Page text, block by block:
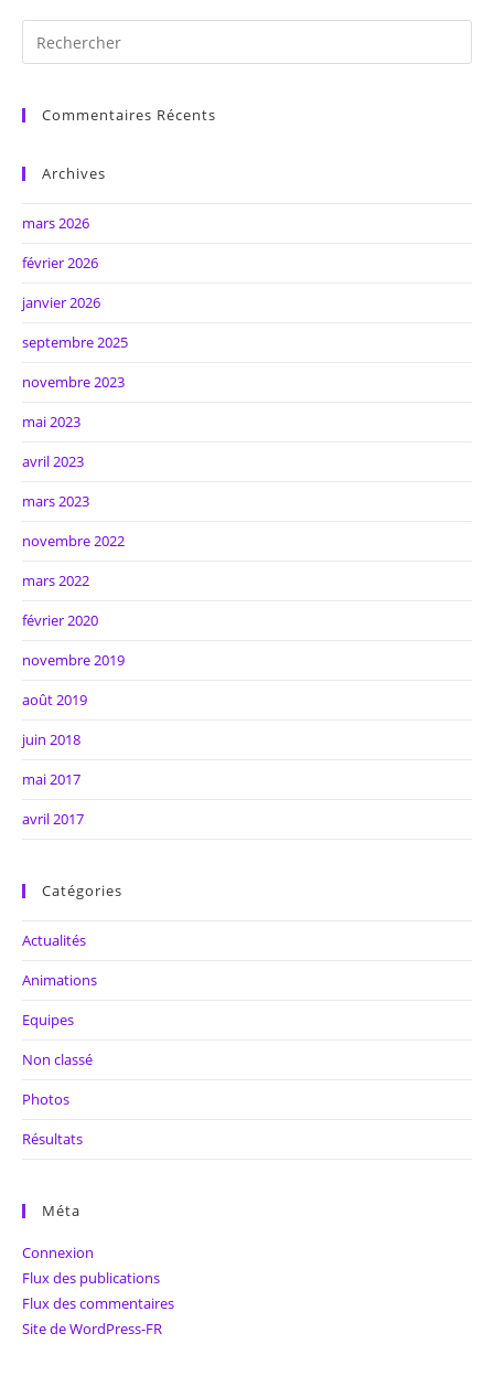
Commentaires Récents
Archives
mars 2026
février 2026
janvier 2026
septembre 2025
novembre 2023
mai 2023
avril 2023
mars 2023
novembre 2022
mars 2022
février 2020
novembre 2019
août 2019
juin 2018
mai 2017
avril 2017
Catégories
Actualités
Animations
Equipes
Non classé
Photos
Résultats
Méta
Connexion
Flux des publications
Flux des commentaires
Site de WordPress-FR